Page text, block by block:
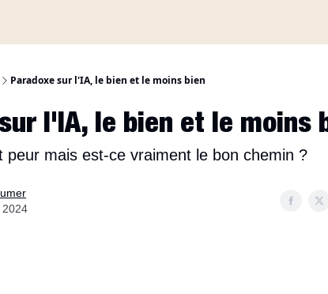
Paradoxe sur l'IA, le bien et le moins bien
l'IA, le bien et le moins
peur mais est-ce vraiment le bon chemin ?
2024